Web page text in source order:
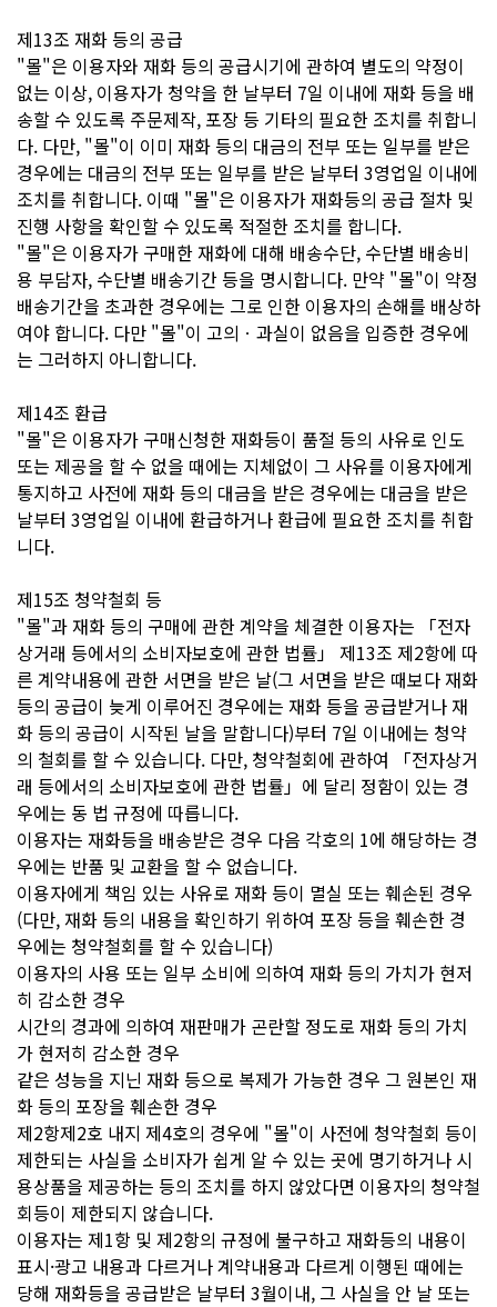
제13조 재화 등의 공급
"몰"은 이용자와 재화 등의 공급시기에 관하여 별도의 약정이
없는 이상, 이용자가 청약을 한 날부터 7일 이내에 재화 등을 배
송할 수 있도록 주문제작, 포장 등 기타의 필요한 조치를 취합니
다. 다만, "몰"이 이미 재화 등의 대금의 전부 또는 일부를 받은
경우에는 대금의 전부 또는 일부를 받은 날부터 3영업일 이내에
조치를 취합니다. 이때 "몰"은 이용자가 재화등의 공급 절차 및
진행 사항을 확인할 수 있도록 적절한 조치를 합니다.
"몰"은 이용자가 구매한 재화에 대해 배송수단, 수단별 배송비
용 부담자, 수단별 배송기간 등을 명시합니다. 만약 "몰"이 약정
배송기간을 초과한 경우에는 그로 인한 이용자의 손해를 배상하
여야 합니다. 다만 "몰"이 고의ㆍ과실이 없음을 입증한 경우에
는 그러하지 아니합니다.
제14조 환급
"몰"은 이용자가 구매신청한 재화등이 품절 등의 사유로 인도
또는 제공을 할 수 없을 때에는 지체없이 그 사유를 이용자에게
통지하고 사전에 재화 등의 대금을 받은 경우에는 대금을 받은
날부터 3영업일 이내에 환급하거나 환급에 필요한 조치를 취합
니다.
제15조 청약철회 등
"몰"과 재화 등의 구매에 관한 계약을 체결한 이용자는 「전자
상거래 등에서의 소비자보호에 관한 법률」 제13조 제2항에 따
른 계약내용에 관한 서면을 받은 날(그 서면을 받은 때보다 재화
등의 공급이 늦게 이루어진 경우에는 재화 등을 공급받거나 재
화 등의 공급이 시작된 날을 말합니다)부터 7일 이내에는 청약
의 철회를 할 수 있습니다. 다만, 청약철회에 관하여 「전자상거
래 등에서의 소비자보호에 관한 법률」에 달리 정함이 있는 경
우에는 동 법 규정에 따릅니다.
이용자는 재화등을 배송받은 경우 다음 각호의 1에 해당하는 경
우에는 반품 및 교환을 할 수 없습니다.
이용자에게 책임 있는 사유로 재화 등이 멸실 또는 훼손된 경우
(다만, 재화 등의 내용을 확인하기 위하여 포장 등을 훼손한 경
우에는 청약철회를 할 수 있습니다)
이용자의 사용 또는 일부 소비에 의하여 재화 등의 가치가 현저
히 감소한 경우
시간의 경과에 의하여 재판매가 곤란할 정도로 재화 등의 가치
가 현저히 감소한 경우
같은 성능을 지닌 재화 등으로 복제가 가능한 경우 그 원본인 재
화 등의 포장을 훼손한 경우
제2항제2호 내지 제4호의 경우에 "몰"이 사전에 청약철회 등이
제한되는 사실을 소비자가 쉽게 알 수 있는 곳에 명기하거나 시
용상품을 제공하는 등의 조치를 하지 않았다면 이용자의 청약철
회등이 제한되지 않습니다.
이용자는 제1항 및 제2항의 규정에 불구하고 재화등의 내용이
표시·광고 내용과 다르거나 계약내용과 다르게 이행된 때에는
당해 재화등을 공급받은 날부터 3월이내, 그 사실을 안 날 또는